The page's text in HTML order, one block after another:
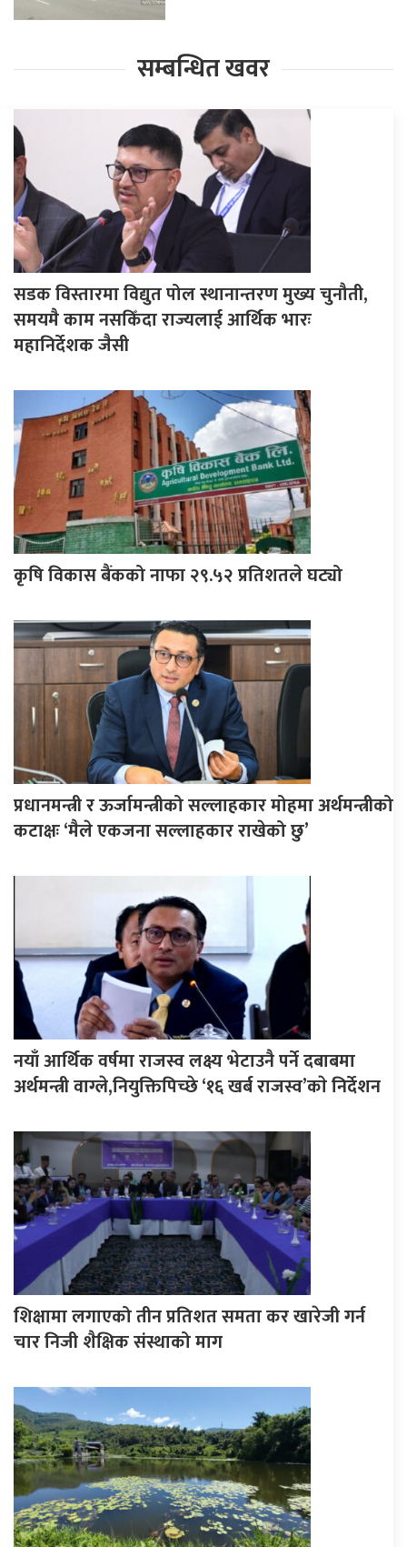
सम्बन्धित खवर
सडक विस्तारमा विद्युत पोल स्थानान्तरण मुख्य चुनौती,
समयमै काम नसकिँदा राज्यलाई आर्थिक भारः
महानिर्देशक जैसी
कृषि विकास बैंकको नाफा २९.५२ प्रतिशतले घट्यो
प्रधानमन्त्री र ऊर्जामन्त्रीको सल्लाहकार मोहमा अर्थमन्त्रीको
कटाक्षः ‘मैले एकजना सल्लाहकार राखेको छु’
नयाँ आर्थिक वर्षमा राजस्व लक्ष्य भेटाउनै पर्ने दबाबमा
अर्थमन्त्री वाग्ले,नियुक्तिपिच्छे ‘१६ खर्ब राजस्व’काे निर्देशन
शिक्षामा लगाएको तीन प्रतिशत समता कर खारेजी गर्न
चार निजी शैक्षिक संस्थाको माग